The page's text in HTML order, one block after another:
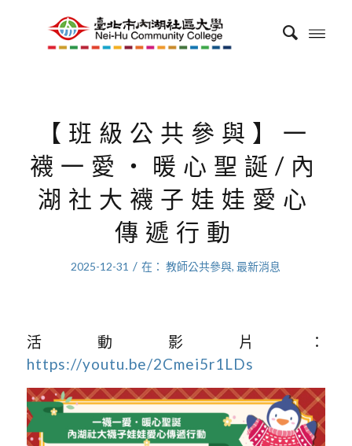
【班級公共參與】一
襪一愛・暖心聖誕/內
湖社大襪子娃娃愛心
傳遞行動
2025-12-31 / 在：教師公共參與,最新消息
活動影片：
https://youtu.be/2Cmei5r1LDs